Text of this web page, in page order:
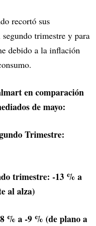
recortó sus
trimestre y para
debido a la inflación
en comparación
de mayo:
Trimestre:
trimestre: -13 % a
al alza)
% a -9 % (de plano a